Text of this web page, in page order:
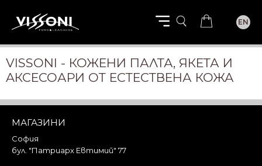
EN
VISSONI - КОЖЕНИ ПАЛТА, ЯКЕТА И
AКСЕСОАРИ ОТ ЕСТЕСТВЕНА КОЖА
МАГАЗИНИ
София
бул. "Патриарх Евтимий" 77